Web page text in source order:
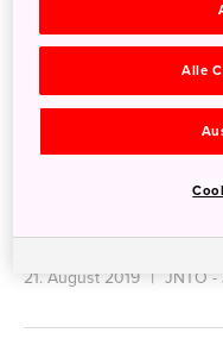
Die japanische
21. August 2019 JNTO -
Alle